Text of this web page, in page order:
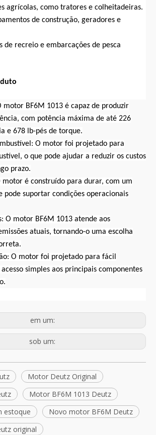
agrícolas, como tratores e colheitadeiras.
de construção, geradores e
de recreio e embarcações de pesca
motor BF6M 1013 é capaz de produzir
com potência máxima de até 226
e 678 lb-pés de torque.
O motor foi projetado para
o que pode ajudar a reduzir os custos
prazo.
motor é construído para durar, com um
pode suportar condições operacionais
O motor BF6M 1013 atende aos
atuais, tornando-o uma escolha
O motor foi projetado para fácil
simples aos principais componentes
em um:
sob um:
Motor Deutz Original
Motor BF6M 1013 Deutz
estoque
Novo motor BF6M Deutz
original